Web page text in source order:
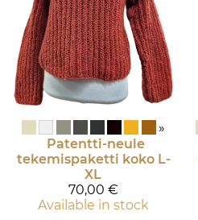
»
Patentti-neule
tekemispaketti koko L-
XL
70,00 €
Available in stock